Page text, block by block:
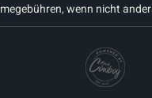
wenn nicht